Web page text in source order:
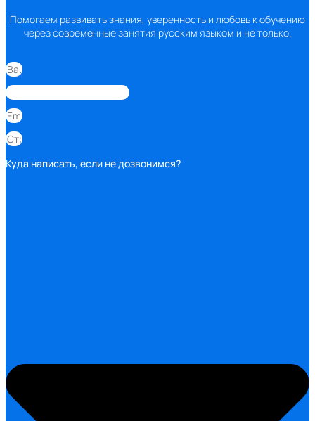
Помогаем развивать знания, уверенность и любовь к обучению
через современные занятия русским языком и не только.
Куда написать, если не дозвонимся?